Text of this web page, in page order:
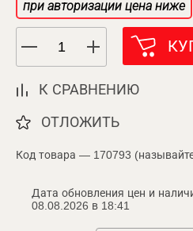
при авторизации цена ниже
К СРАВНЕНИЮ
ОТЛОЖИТЬ
Код товара — 170793
Дата обновления цен и
08.08.2026 в 18:41